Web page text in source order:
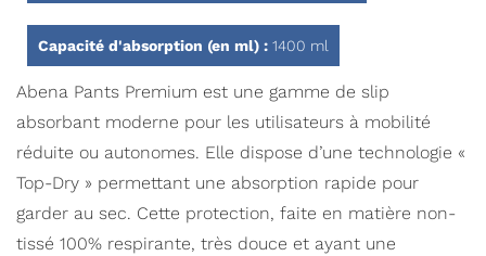
Capacité d'absorption (en ml) : 1400 ml
Abena Pants Premium est une gamme de slip
absorbant moderne pour les utilisateurs à mobilité
réduite ou autonomes. Elle dispose d’une technologie «
Top-Dry » permettant une absorption rapide pour
garder au sec. Cette protection, faite en matière non-
tissé 100% respirante, très douce et ayant une